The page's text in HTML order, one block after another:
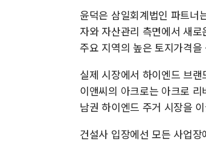
윤덕은 삼일회계법인 파트너
자와 자산관리 측면에서 새
주요 지역의 높은 토지가격
실제 시장에서 하이엔드 브
이앤씨의 아크로는 아크로
남권 하이엔드 주거 시장을
건설사 입장에선 모든 사업